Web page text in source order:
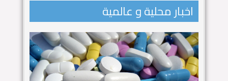
اخبار محلية و عالمية